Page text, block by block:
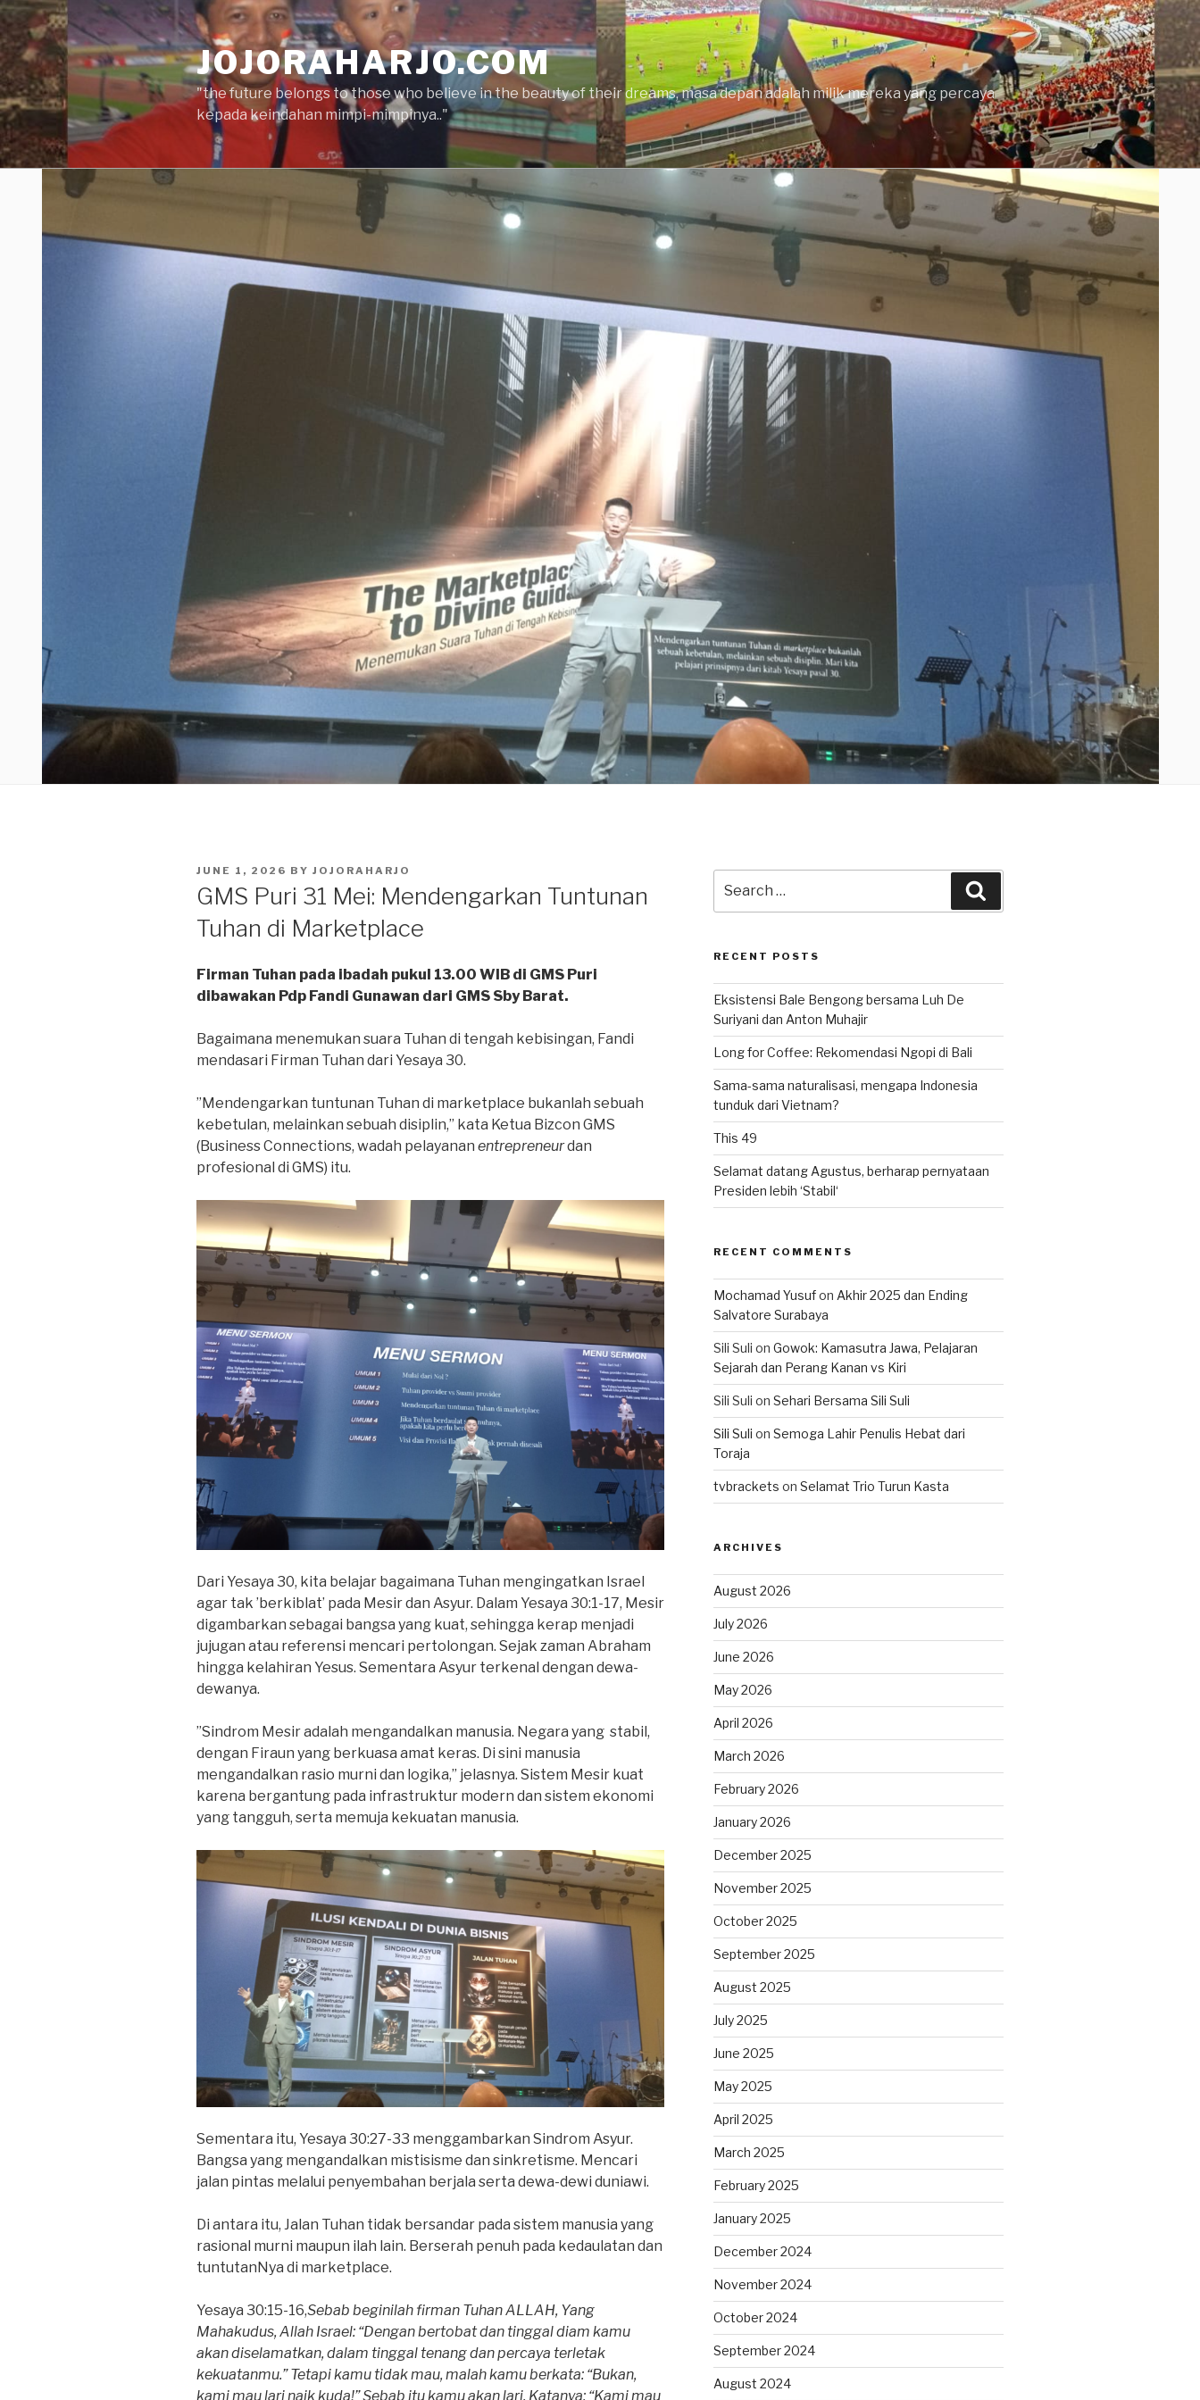
Skip
to
content
JOJORAHARJO.COM
"the future belongs to those who believe in the beauty of their dreams, masa depan adalah milik mereka yang percaya
kepada keindahan mimpi-mimpinya.."
POSTED
JUNE 1, 2026 BY JOJORAHARJO
GMS Puri 31 Mei: Mendengarkan Tuntunan
Tuhan di Marketplace
Firman Tuhan pada ibadah pukul 13.00 WIB di GMS Puri
dibawakan Pdp Fandi Gunawan dari GMS Sby Barat.
Bagaimana menemukan suara Tuhan di tengah kebisingan, Fandi
mendasari Firman Tuhan dari Yesaya 30.
”Mendengarkan tuntunan Tuhan di marketplace bukanlah sebuah
kebetulan, melainkan sebuah disiplin,” kata Ketua Bizcon GMS
(Business Connections, wadah pelayanan entrepreneurdan
profesional di GMS) itu.
Dari Yesaya 30, kita belajar bagaimana Tuhan mengingatkan Israel
agar tak ’berkiblat’ pada Mesir dan Asyur. Dalam Yesaya 30:1-17, Mesir
digambarkan sebagai bangsa yang kuat, sehingga kerap menjadi
jujugan atau referensi mencari pertolongan. Sejak zaman Abraham
hingga kelahiran Yesus. Sementara Asyur terkenal dengan dewa-
dewanya.
”Sindrom Mesir adalah mengandalkan manusia. Negara yang stabil,
dengan Firaun yang berkuasa amat keras. Di sini manusia
mengandalkan rasio murni dan logika,” jelasnya. Sistem Mesir kuat
karena bergantung pada infrastruktur modern dan sistem ekonomi
yang tangguh, serta memuja kekuatan manusia.
Sementara itu, Yesaya 30:27-33 menggambarkan Sindrom Asyur.
Bangsa yang mengandalkan mistisisme dan sinkretisme. Mencari
jalan pintas melalui penyembahan berjala serta dewa-dewi duniawi.
Di antara itu, Jalan Tuhan tidak bersandar pada sistem manusia yang
rasional murni maupun ilah lain. Berserah penuh pada kedaulatan dan
tuntutanNya di marketplace.
Yesaya 30:15-16,Sebab beginilah firman Tuhan ALLAH, Yang
Mahakudus, Allah Israel: “Dengan bertobat dan tinggal diam kamu
akan diselamatkan, dalam tinggal tenang dan percaya terletak
kekuatanmu.” Tetapi kamu tidak mau, malah kamu berkata: “Bukan,
kami mau lari naik kuda!” Sebab itu kamu akan lari. Katanya: “Kami mau
for:
RECENT POSTS
Eksistensi Bale Bengong bersama Luh De
Suriyani dan Anton Muhajir
Long for Coffee: Rekomendasi Ngopi di Bali
Sama-sama naturalisasi, mengapa Indonesia
tunduk dari Vietnam?
This 49
Selamat datang Agustus, berharap pernyataan
Presiden lebih ‘Stabil‘
RECENT COMMENTS
Mochamad Yusufon Akhir 2025 dan Ending
Salvatore Surabaya
Sili Suli on Gowok: Kamasutra Jawa, Pelajaran
Sejarah dan Perang Kanan vs Kiri
Sili Suli on Sehari Bersama Sili Suli
Sili Suli on Semoga Lahir Penulis Hebat dari
Toraja
tvbrackets on Selamat Trio Turun Kasta
ARCHIVES
August 2026
July 2026
June 2026
May 2026
April 2026
March 2026
February 2026
January 2026
December 2025
November 2025
October 2025
September 2025
August 2025
July 2025
June 2025
May 2025
April 2025
March 2025
February 2025
January 2025
December 2024
November 2024
October 2024
September 2024
August 2024